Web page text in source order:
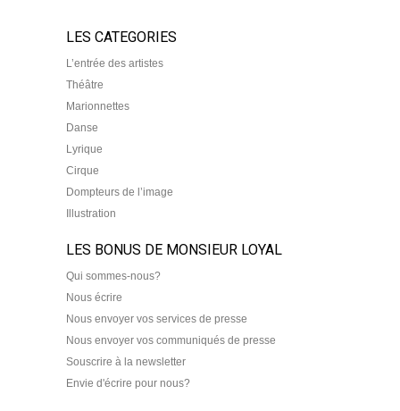
LES CATEGORIES
L’entrée des artistes
Théâtre
Marionnettes
Danse
Lyrique
Cirque
Dompteurs de l’image
Illustration
LES BONUS DE MONSIEUR LOYAL
Qui sommes-nous?
Nous écrire
Nous envoyer vos services de presse
Nous envoyer vos communiqués de presse
Souscrire à la newsletter
Envie d'écrire pour nous?